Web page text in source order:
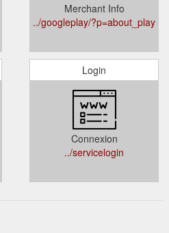
Merchant Info
../googleplay/?p=about_play
Login
Connexion
../servicelogin